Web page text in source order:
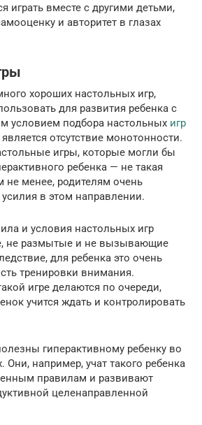
играть вместе с другими детьми,
и авторитет в глазах
хороших настольных игр,
для развития ребенка с
условием подбора настольных игр
является отсутствие монотонности.
игры, которые могли бы
ребенка — не такая
не менее, родителям очень
в этом направлении.
и условия настольных игр
не размытые и не вызывающие
для ребенка это очень
тренировки внимания.
игре делаются по очереди,
учится ждать и контролировать
гиперактивному ребенку во
Они, например, учат такого ребенка
правилам и развивают
целенаправленной